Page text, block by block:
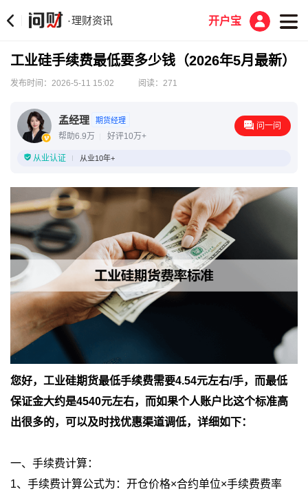
·理财资讯 开户宝
工业硅手续费最低要多少钱（2026年5月最新）
发布时间：2026-5-11 15:02 阅读：271
孟经理 期货经理
帮助6.9万 好评10万+
问一问
从业认证 从业10年+
您好，工业硅期货最低手续费需要4.54元左右/手，而最低
保证金大约是4540元左右，而如果个人账户比这个标准高
出很多的，可以及时找优惠渠道调低，详细如下：
一、手续费计算：
1、手续费计算公式为：开仓价格×合约单位×手续费费率